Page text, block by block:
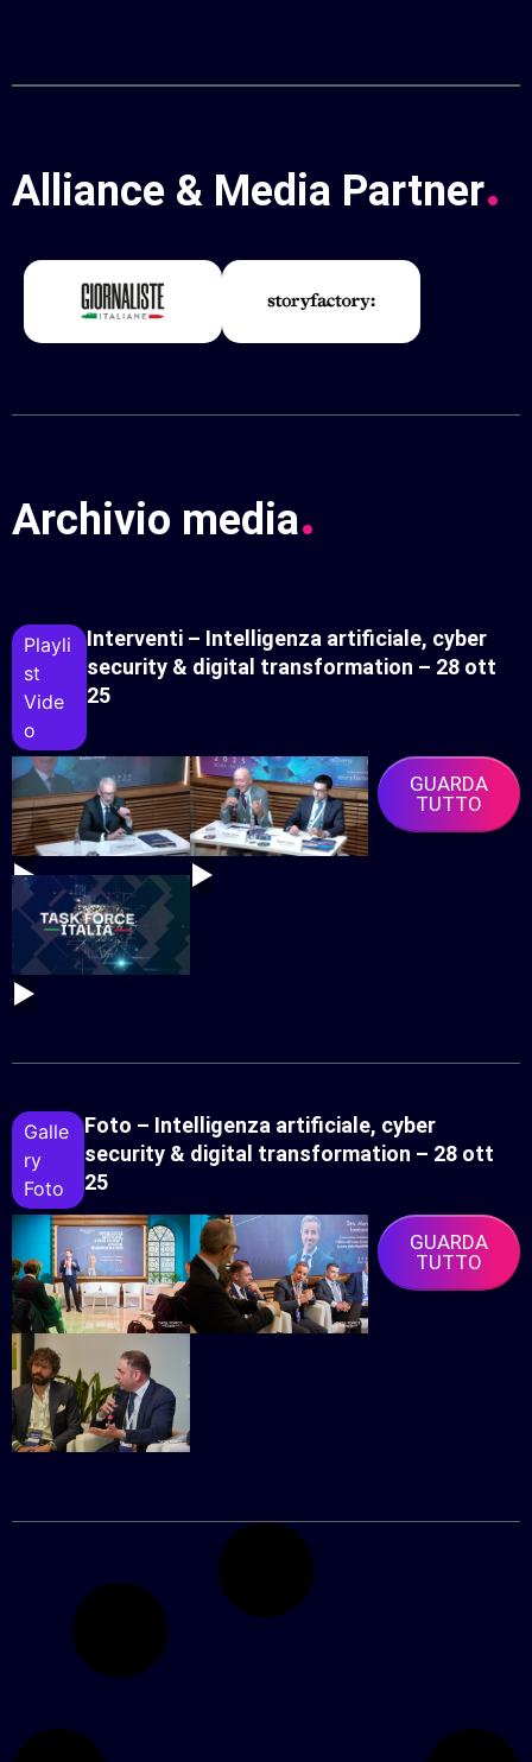
Alliance & Media Partner.
Archivio media.
Playli
St
Vide
O
Interventi – Intelligenza artificiale, cyber
security & digital transformation – 28 ott
25
▶ ▶
▶
GUARDA
TUTTO
Galle
Ry
Foto
Foto – Intelligenza artificiale, cyber
security & digital transformation – 28 ott
25
GUARDA
TUTTO